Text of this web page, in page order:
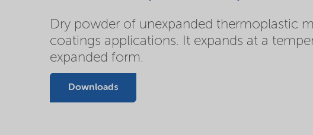
Dry powder of unexpanded thermoplastic
coatings applications. It expands at a
expanded form.
Downloads